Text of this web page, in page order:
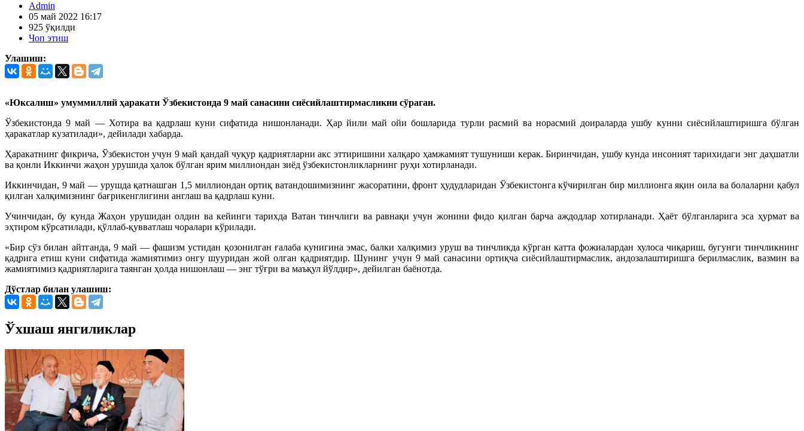
Admin
05 май 2022 16:17
925 ўқилди
Чоп этиш
Улашиш:
«Юксалиш» умуммиллий ҳаракати Ўзбекистонда 9 май санасини сиёсийлаштирмасликни сўраган.
Ўзбекистонда 9 май — Хотира ва қадрлаш куни сифатида нишонланади. Ҳар йили май ойи бошларида турли расмий ва норасмий доираларда ушбу кунни сиёсийлаштиришга бўлган
ҳаракатлар кузатилади», дейилади хабарда.
Ҳаракатнинг фикрича, Ўзбекистон учун 9 май қандай чуқур қадриятларни акс эттиришини халқаро ҳамжамият тушуниши керак. Биринчидан, ушбу кунда инсоният тарихидаги энг даҳшатли
ва қонли Иккинчи жаҳон урушида ҳалок бўлган ярим миллиондан зиёд ўзбекистонликларнинг руҳи хотирланади.
Иккинчидан, 9 май — урушда қатнашган 1,5 миллиондан ортиқ ватандошимизнинг жасоратини, фронт ҳудудларидан Ўзбекистонга кўчирилган бир миллионга яқин оила ва болаларни қабул
қилган халқимизнинг бағрикенглигини англаш ва қадрлаш куни.
Учинчидан, бу кунда Жаҳон урушидан олдин ва кейинги тарихда Ватан тинчлиги ва равнақи учун жонини фидо қилган барча аждодлар хотирланади. Ҳаёт бўлганларига эса ҳурмат ва
эҳтиром кўрсатилади, қўллаб-қувватлаш чоралари кўрилади.
«Бир сўз билан айтганда, 9 май — фашизм устидан қозонилган ғалаба кунигина эмас, балки халқимиз уруш ва тинчликда кўрган катта фожиалардан хулоса чиқариш, бугунги тинчликнинг
қадрига етиш куни сифатида жамиятимиз онгу шууридан жой олган қадриятдир. Шунинг учун 9 май санасини ортиқча сиёсийлаштирмаслик, андозалаштиришга берилмаслик, вазмин ва
жамиятимиз қадриятларига таянган ҳолда нишонлаш — энг тўғри ва маъқул йўлдир», дейилган баёнотда.
Дўстлар билан улашиш:
Ўхшаш янгиликлар